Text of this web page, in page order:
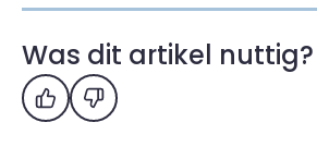
Was dit artikel nuttig?
Ja Nee